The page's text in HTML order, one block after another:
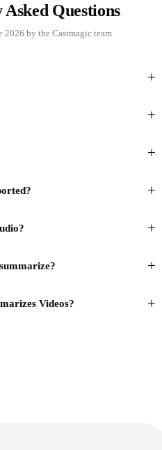
Questions
2026 by the Castmagic team
+
+
+
+
+
+
Videos? +